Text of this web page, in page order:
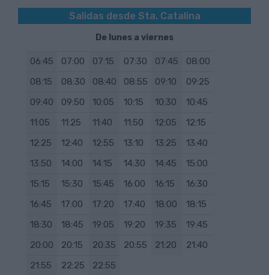
Cerrar
Código de parada: 946
Salidas desde Sta. Catalina
De lunes a viernes
06:45 07:00 07:15 07:30 07:45
08:00
08:15
08:30 08:40 08:55 09:10
09:25
09:40
09:50 10:05 10:15 10:30
10:45
11:05
11:25 11:40 11:50 12:05
12:15
12:25
12:40 12:55 13:10 13:25
13:40
13:50
14:00 14:15 14:30 14:45
15:00
15:15
15:30 15:45 16:00 16:15
16:30
16:45
17:00 17:20 17:40 18:00
18:15
18:30
18:45 19:05 19:20 19:35
19:45
20:00
20:15 20:35 20:55 21:20
21:40
21:55
22:25 22:55